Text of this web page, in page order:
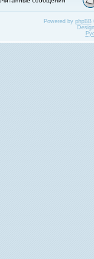
Powered by phpBB